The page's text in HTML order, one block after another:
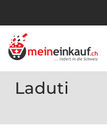
Laduti